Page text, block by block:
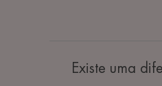
Existe uma